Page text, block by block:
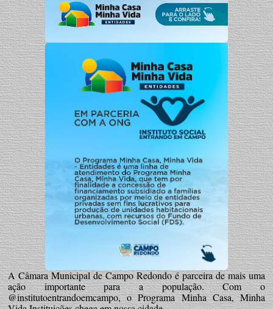
A Câmara Municipal de Campo Redondo é parceira de mais uma
ação importante para a população. Com o
@institutoentrandoemcampo, o Programa Minha Casa, Minha